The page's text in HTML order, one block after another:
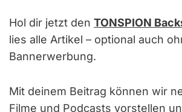
Hol dir jetzt den TONSPION
lies alle Artikel – optional auch
Bannerwerbung.
Mit deinem Beitrag können wir
Filme und Podcasts vorstellen